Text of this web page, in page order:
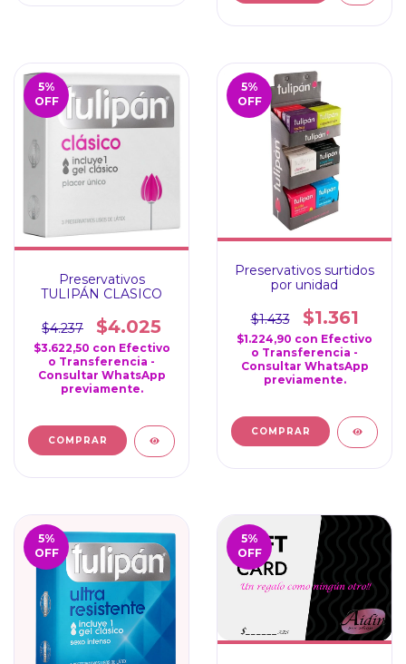
5%
OFF
Preservativos
TULIPÁN CLASICO
$4.237 $4.025
$3.622,50 con Efectivo
o Transferencia -
Consultar WhatsApp
previamente.
5%
OFF
Preservativos surtidos
por unidad
$1.433 $1.361
$1.224,90 con Efectivo
o Transferencia -
Consultar WhatsApp
previamente.
5%
OFF
5%
OFF